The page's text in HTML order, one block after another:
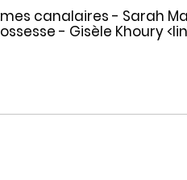
canalaires - Sarah
- Gisèle Khoury